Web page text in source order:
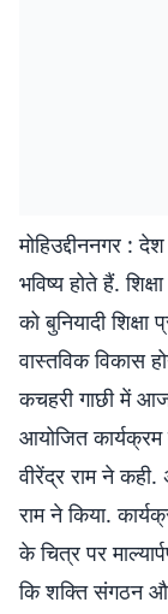
मोहिउद्दीननगर :
भविष्य होते हैं.
को बुनियादी
वास्तविक विकास
कचहरी गाछी में
आयोजित कार्यक्रम
वीरेंद्र राम ने
राम ने किया.
के चित्र पर
कि शक्ति संगठन और